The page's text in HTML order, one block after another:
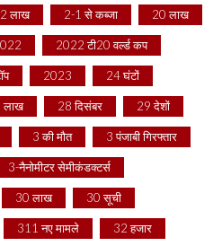
2 लाख 2-1 से कब्जा 20 लाख
2022 टी20 वर्ल्ड कप
2023 24 घंटों
लाख 28 दिसंबर 29 देशों
3 की मौत 3 पंजाबी गिरफ्तार
3-नैनोमीटर सेमीकंडक्टर्स
30 लाख 30 सूची
311 नए मामले 32 हजार